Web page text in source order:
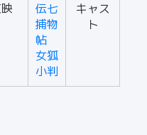
伝七
捕物
帖
女狐
小判
キャス
ト